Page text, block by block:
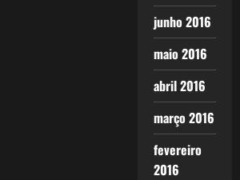
junho 2016
maio 2016
abril 2016
março 2016
fevereiro
2016